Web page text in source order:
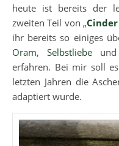
heute ist bereits der
zweiten Teil von „
ihr bereits so einiges
Oram,Selbstliebe
erfahren. Bei mir soll
letzten Jahren die
adaptiert wurde.